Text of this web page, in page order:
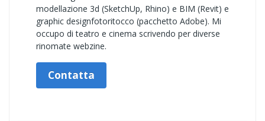
modellazione 3d (SketchUp, Rhino) e BIM (Revit) e
graphic designfotoritocco (pacchetto Adobe). Mi
occupo di teatro e cinema scrivendo per diverse
rinomate webzine.
Contatta